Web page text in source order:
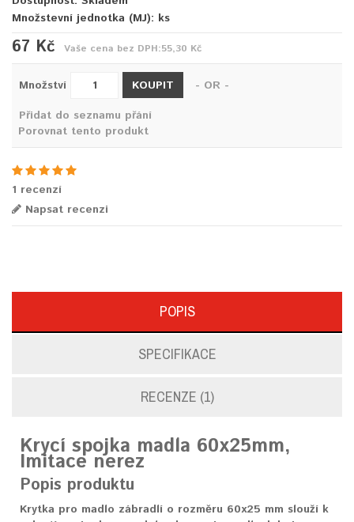
Množstevní jednotka (MJ): ks
67 Kč Vaše cena bez DPH:55,30 Kč
Množství KOUPIT
- OR -
Přidat do seznamu přání
Porovnat tento produkt
1 recenzí
Napsat recenzi
POPIS
SPECIFIKACE
RECENZE (1)
Krycí spojka madla 60x25mm,
Imitace nerez
Popis produktu
Krytka pro madlo zábradlí o rozměru 60x25 mm slouží k